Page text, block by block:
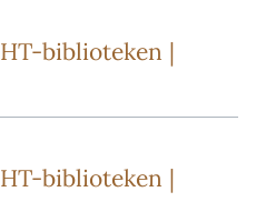
biblioteken |
biblioteken |